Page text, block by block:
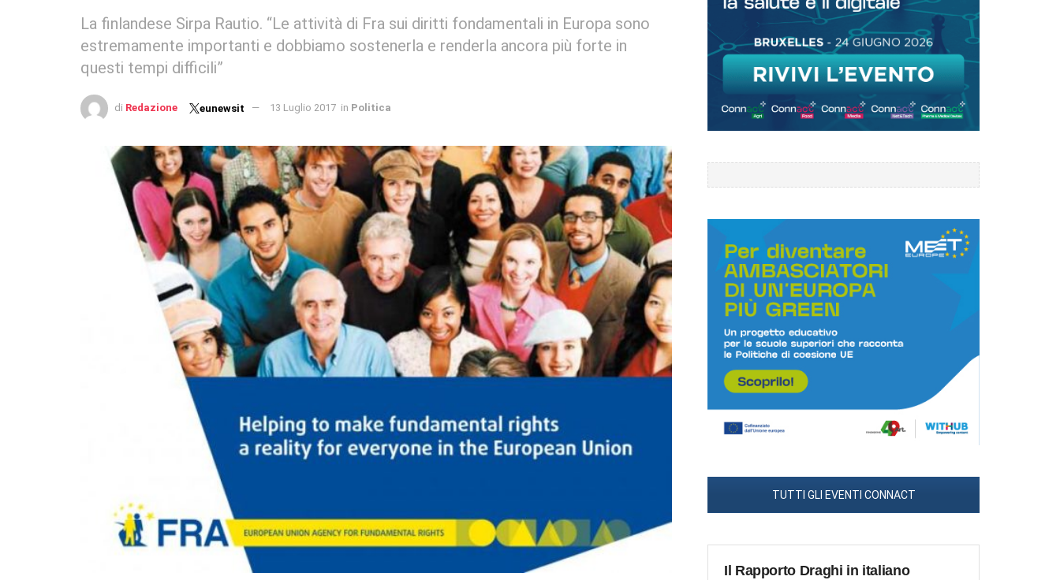
La finlandese Sirpa Rautio. “Le attività di Fra sui diritti fondamentali in Europa sono
estremamente importanti e dobbiamo sostenerla e renderla ancora più forte in
questi tempi difficili”
di Redazione eunewsit 13 Luglio 2017 in Politica
TUTTI GLI EVENTI CONNACT
Il Rapporto Draghi in italiano